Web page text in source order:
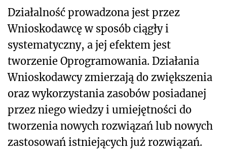
Działalność prowadzona jest przez
Wnioskodawcę w sposób ciągły i
systematyczny, a jej efektem jest
tworzenie Oprogramowania. Działania
Wnioskodawcy zmierzają do zwiększenia
oraz wykorzystania zasobów posiadanej
przez niego wiedzy i umiejętności do
tworzenia nowych rozwiązań lub nowych
zastosowań istniejących już rozwiązań.